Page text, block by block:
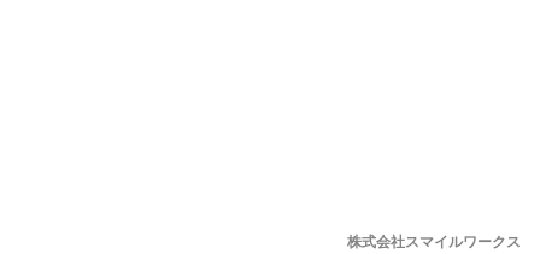
株式会社スマイルワークス